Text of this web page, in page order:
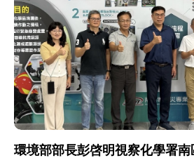
環境部部長彭啓明視察化學署